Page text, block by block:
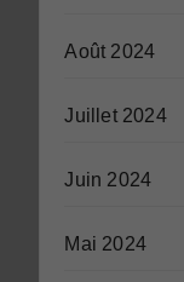
Août 2024
Juillet 2024
Juin 2024
Mai 2024